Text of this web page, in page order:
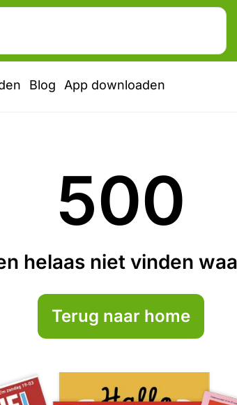
Blog App downloaden
500
helaas niet vinden
Terug naar home